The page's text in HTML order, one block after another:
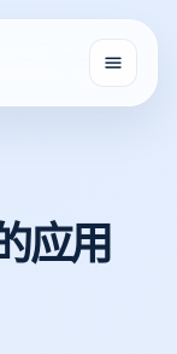
应用